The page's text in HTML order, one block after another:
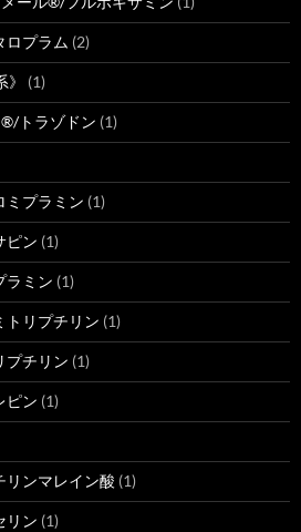
ロプラム (2)
(1)
トラゾドン (1)
ミプラミン (1)
ピン (1)
ラミン (1)
トリプチリン (1)
プチリン (1)
ピン (1)
ンマレイン酸 (1)
リン (1)